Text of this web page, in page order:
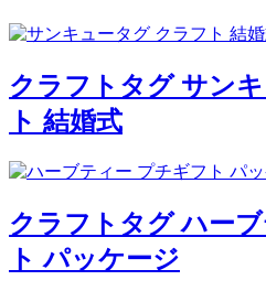
クラフトタグ サン
ト 結婚式
クラフトタグ ハー
ト パッケージ